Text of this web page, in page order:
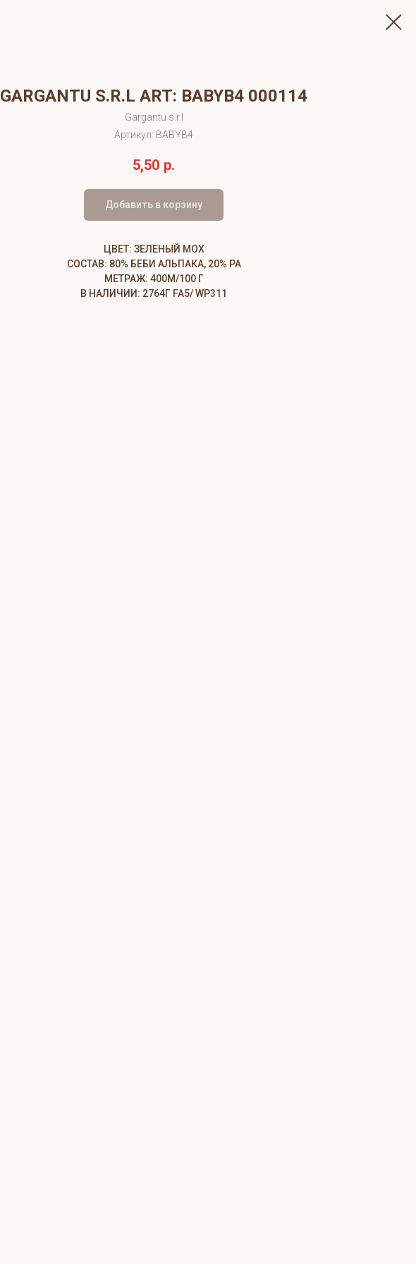
GARGANTU S.R.L ART: BABYB4 000114
Gargantu s.r.l
Артикул: BABYB4
5,50 р.
Добавить в корзину
ЦВЕТ: ЗЕЛЕНЫЙ МОХ
СОСТАВ: 80% БЕБИ АЛЬПАКА, 20% PA
МЕТРАЖ: 400М/100 Г
В НАЛИЧИИ: 2764Г FA5/ WP311